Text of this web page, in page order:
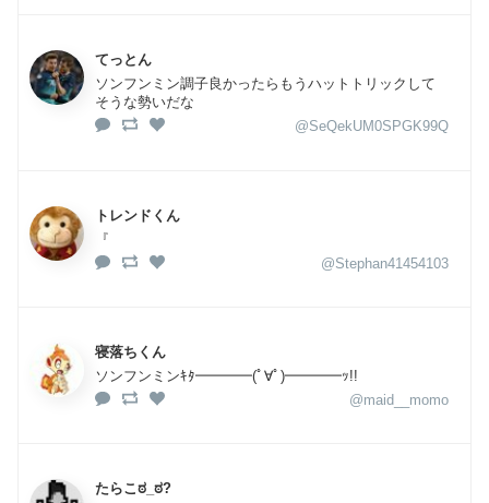
てっとん
ソンフンミン調子良かったらもうハットトリックして
そうな勢いだな
@SeQekUM0SPGK99Q
トレンドくん
『
@Stephan41454103
寝落ちくん
ソンフンミンｷﾀ━━━━(ﾟ∀ﾟ)━━━━ｯ!!
@maid__momo
たらこಠ_ಠ?